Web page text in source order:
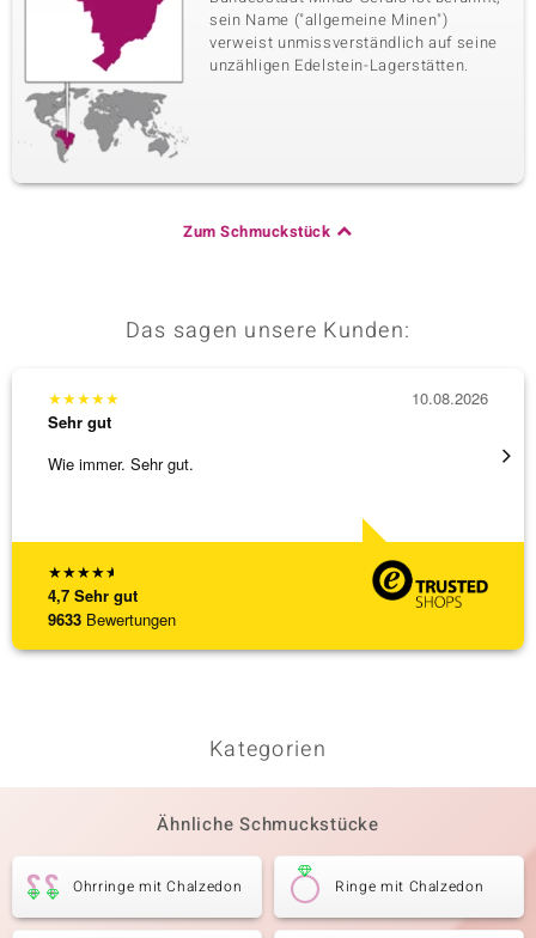
sein Name ("allgemeine Minen")
verweist unmissverständlich auf seine
unzähligen Edelstein-Lagerstätten.
Zum Schmuckstück
Das sagen unsere Kunden:
★★★★★
4,7 Sehr gut
9633 Bewertungen
★★★★★
Sehr gut
Wie immer. Sehr gut.
10.08.2026
sehr
Kategorien
Ähnliche Schmuckstücke
Ohrringe mit Chalzedon Ringe mit Chalzedon